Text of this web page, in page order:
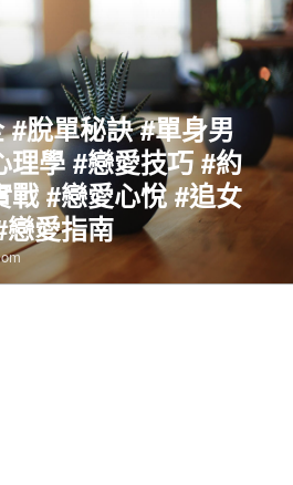
#脫單秘訣 #單身男
理學 #戀愛技巧 #約
戰 #戀愛心悅 #追女
愛指南